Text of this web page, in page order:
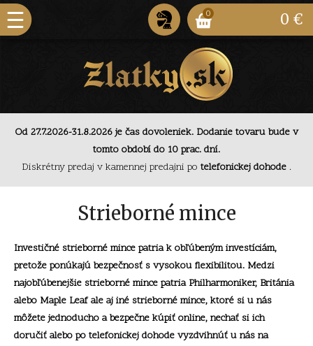
0 0 €
Od 27.7.2026-31.8.2026 je čas dovoleniek. Dodanie
Diskrétny predaj v kamennej predajni potelefonickej
dohode.
Od 27.7.2026-31.8.2026 je čas dovoleniek. Dodanie
tovaru bude v tomto období do 10 prac. dní.
Od 27.7.2026-31.8.2026 je čas dovoleniek. Dodanie tovaru bude v
tomto období do 10 prac. dní.
Diskrétny predaj v kamennej predajni po telefonickej dohode .
Strieborné mince
Investičné strieborné mince patria k obľúbeným investíciám,
pretože ponúkajú bezpečnosť s vysokou flexibilitou. Medzi
najobľúbenejšie strieborné mince patria Philharmoniker, Británia
alebo Maple Leaf ale aj iné strieborné mince, ktoré si u nás
môžete jednoducho a bezpečne kúpiť online, nechať si ich
doručiť alebo po telefonickej dohode vyzdvihnúť u nás na